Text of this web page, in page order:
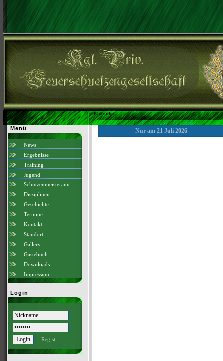
»Kalender
Menü
News
Ergebnisse
Training
Jugend
Schützenmeisteramt
Disziplinen
Geschichte
Termine
Kontakt
Standort
Gallery
Gästebuch
Downloads
Impressum
Login
Regist
Nur am 21 Juli 2026